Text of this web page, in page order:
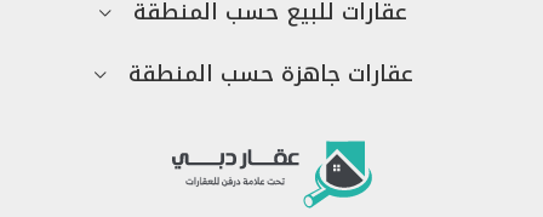
عقارات للبيع حسب المنطقة
عقارات جاهزة حسب المنطقة